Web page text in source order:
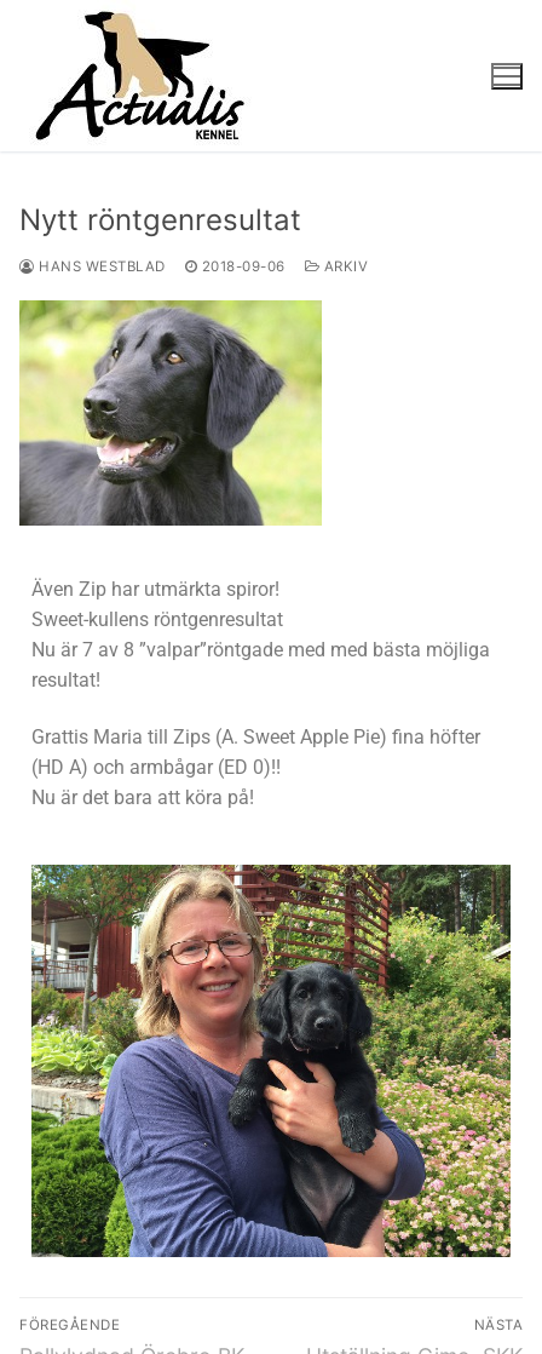
Nytt röntgenresultat
HANS WESTBLAD 2018-09-06 ARKIV
Även Zip har utmärkta spiror!
Sweet-kullens röntgenresultat
Nu är 7 av 8 ”valpar”röntgade med med bästa möjliga
resultat!
Grattis Maria till Zips (A. Sweet Apple Pie) fina höfter
(HD A) och armbågar (ED 0)!!
Nu är det bara att köra på!
FÖREGÅENDE NÄSTA